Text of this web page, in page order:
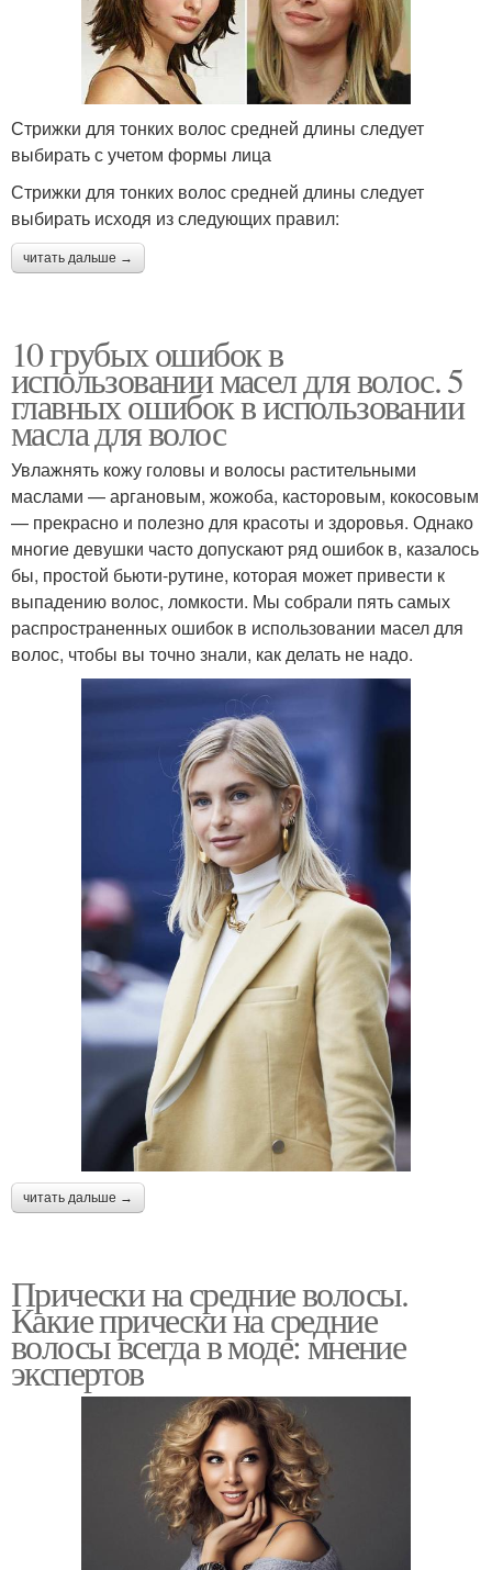
Локоны на средние
волосы
Стрижки с густой
челкой
Стрижки с длинными
челками
Волосы на праздник
Стрижки для тонких волос средней длины следует
выбирать с учетом формы лица
Стрижки для тонких волос средней длины следует
выбирать исходя из следующих правил:
читать дальше →
10 грубых ошибок в
использовании масел для волос. 5
главных ошибок в использовании
масла для волос
Увлажнять кожу головы и волосы растительными
маслами — аргановым, жожоба, касторовым, кокосовым
— прекрасно и полезно для красоты и здоровья. Однако
многие девушки часто допускают ряд ошибок в, казалось
бы, простой бьюти-рутине, которая может привести к
выпадению волос, ломкости. Мы собрали пять самых
распространенных ошибок в использовании масел для
волос, чтобы вы точно знали, как делать не надо.
читать дальше →
Прически на средние волосы.
Какие прически на средние
волосы всегда в моде: мнение
экспертов